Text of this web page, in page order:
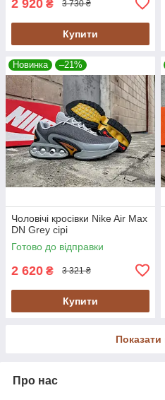
2 920 ₴ 3 730 ₴
Купити
Новинка –21%
Чоловічі кросівки Nike Air Max
DN Grey сірі
Готово до відправки
2 620 ₴ 3 321 ₴
Купити
Про нас